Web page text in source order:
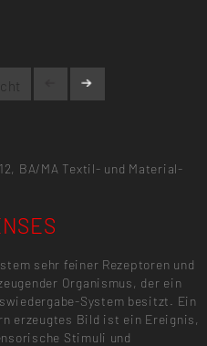
BA/MA Textil- und Material-
sehr feiner Rezeptoren und
Organismus, der ein
System besitzt. Ein
erzeugtes Bild ist ein Ereignis,
Stimuli und